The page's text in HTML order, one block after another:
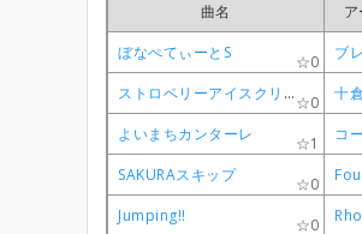
曲名
ぼなぺてぃーとS
0 ブ
ストロベリーアイスクリーム
0 十
よいまちカンターレ
1
SAKURAスキップ
0
Jumping!!
0
曲名
ぼなぺてぃーとS
0 ブ
ストロベリーアイスクリーム
0 十
よいまちカンターレ
1
SAKURAスキップ
0
Jumping!!
0
曲名
ぼなぺてぃーとS
0 ブ
ストロベリーアイスクリーム
0 十
よいまちカンターレ
1
SAKURAスキップ
0
Jumping!!
0
曲名
ぼなぺてぃーとS
0 ブ
ストロベリーアイスクリーム
0 十
よいまちカンターレ
1
SAKURAスキップ
0
Jumping!!
0